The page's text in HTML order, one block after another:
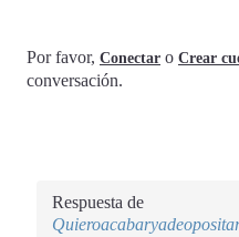
Por favor, Conectar o Crear
conversación.
Respuesta de